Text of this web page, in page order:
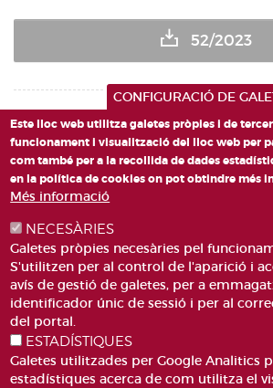
52/2023
PLAÇA DE SANT LLORENÇ, 4
CORREU
CONFIGURACIÓ DE
Este lloc web utilitza galetes pròpies i de
funcionament i visualització del lloc web per
com també per a la recollida de dades
en la política de cookies on pot obtindre més
Més informació
NECESÀRIES
Galetes pròpies necesàries pel
S'utilitzen per al control de l'aparició i
avís de gestió de galetes, per a
identificador únic de sessió i per al
del portal.
ESTADÍSTIQUES
Galetes utilitzades per Google Analitics
estadístiques acerca de com utilitza el